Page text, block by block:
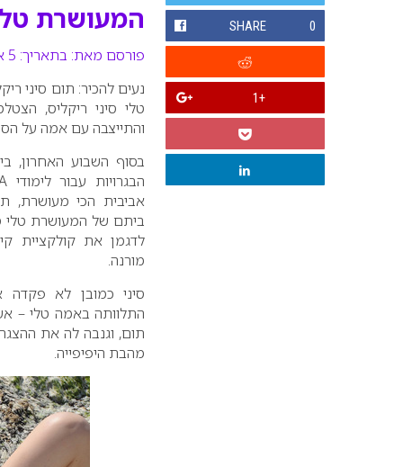
המעושרת
פורסם מאת: בתאריך: 5 אפריל 2012
SHARE 0
+1
נעים להכיר: תום סיני
טלי סיני ריקליס,
והתייצבה עם אמה על
בסוף השבוע האחרון,
ביתם של המעושרת טלי
מורנה.
סיני כמובן לא
התלוותה באמה טלי –
תום, וגנבה לה את
מהבת היפיפייה.